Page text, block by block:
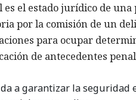
es el estado jurídico de
por la comisión de un
para ocupar
de antecedentes
a garantizar la seguridad